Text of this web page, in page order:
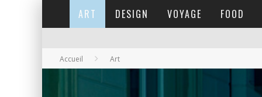
ART DESIGN VOYAGE FOOD
Accueil Art